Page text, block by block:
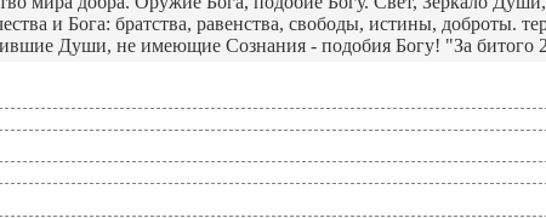
и Бога: братства, равенства, свободы, истины,
Души, не имеющие Сознания - подобия Богу! "За